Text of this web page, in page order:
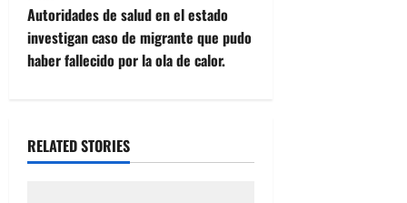
n
a
i
g
Autoridades de salud en el estado
investigan caso de migrante que pudo
haber fallecido por la ola de calor.
RELATED STORIES